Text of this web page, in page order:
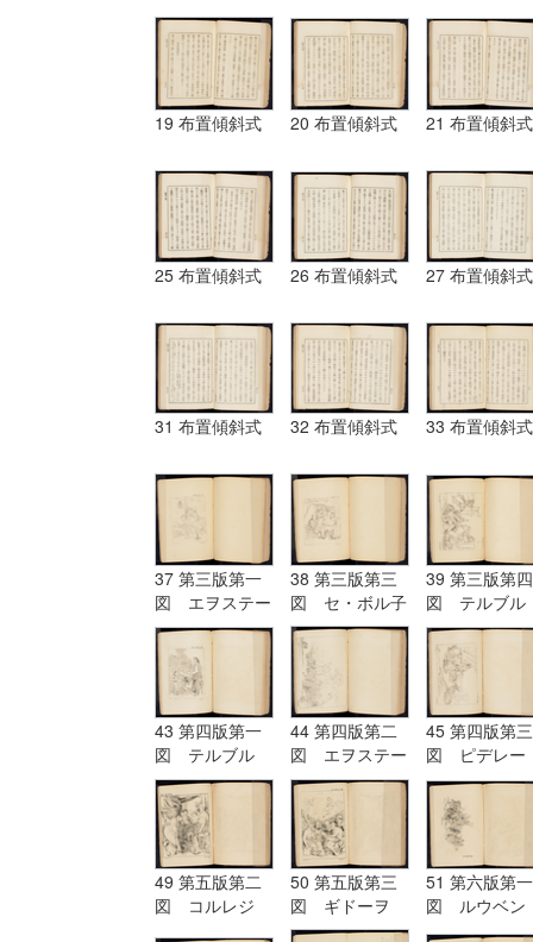
19 布置傾斜式 20 布置傾斜式 21 布置傾斜式
25 布置傾斜式 26 布置傾斜式 27 布置傾斜式
31 布置傾斜式 32 布置傾斜式 33 布置傾斜式
37 第三版第一
図 エヲステー
ド Aostade
38 第三版第三
図 セ・ボル子
ツト I.Burnet
39 第三版第四
図 テルブル
グ terburg
43 第四版第一
図 テルブル
グ Terburg
44 第四版第二
図 エヲステー
ド Aostade
45 第四版第三
図 ピデレー
ル PDeLwer
49 第五版第二
図 コルレジ
50 第五版第三
図 ギドーヲ
Guido
51 第六版第一
図 ルウベン
ス Reubens